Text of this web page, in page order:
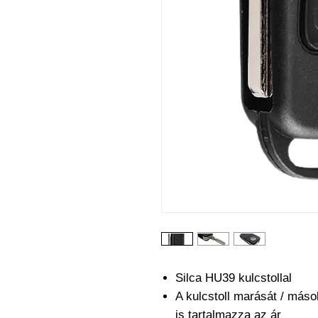
Silca HU39 kulcstollal
A kulcstoll marását /
is tartalmazza az ár